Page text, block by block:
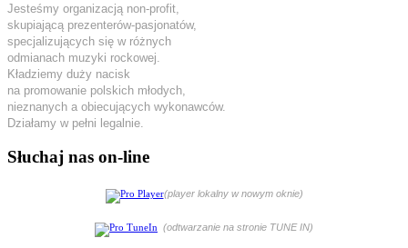
Jesteśmy organizacją non-profit,
skupiającą prezenterów-pasjonatów,
specjalizujących się w różnych
odmianach muzyki rockowej.
Kładziemy duży nacisk
na promowanie polskich młodych,
nieznanych a obiecujących wykonawców.
Działamy w pełni legalnie.
Słuchaj nas on-line
(player lokalny w nowym oknie)
(odtwarzanie na stronie TUNE IN)